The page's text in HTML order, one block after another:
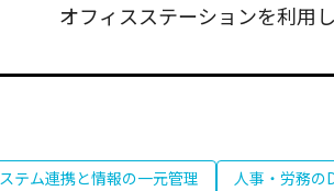
オフィスステーションを利用
テム連携と情報の一元管理 人事・労務の